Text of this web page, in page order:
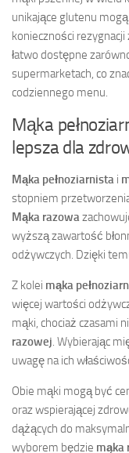
unikające glutenu
konieczności rezygnacji
łatwo dostępne
supermarketach, co
codziennego menu.
Mąka
lepsza dla
Mąka pełnoziarnista i
stopniem
Mąka razowa
wyższą zawartość
odżywczych. Dzięki
Z kolei mąka
więcej wartości
mąki, chociaż czasami
razowej. Wybierając
uwagę na ich
Obie mąki mogą być
oraz wspierającej
dążących do
wyborem będzie mąka